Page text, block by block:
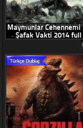
Maymunlar Cehennemi
Şafak Vakti 2014